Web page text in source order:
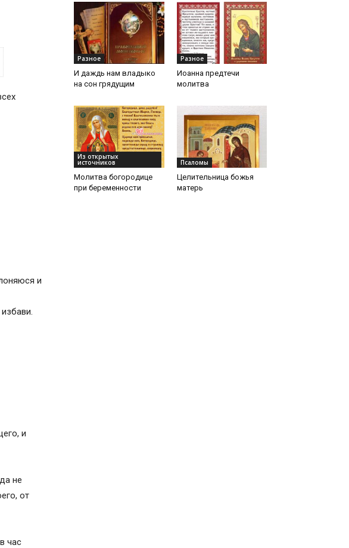
и
и
не
от
час
Разное
И даждь нам владыко
на сон грядущим
Разное
Иоанна предтечи
молитва
Из открытых
источников
Молитва богородице
при беременности
Псаломы
Целительница божья
матерь